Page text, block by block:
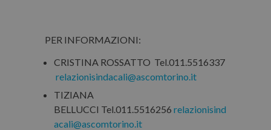
PER INFORMAZIONI:
CRISTINA ROSSATTO Tel.011.5516337
relazionisindacali@ascomtorino.it
TIZIANA
BELLUCCI Tel.011.5516256 relazionisind
acali@ascomtorino.it